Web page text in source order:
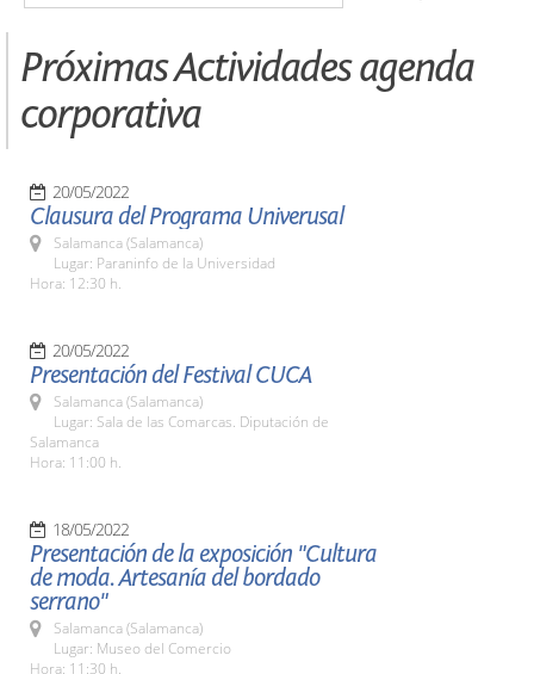
Próximas Actividades agenda
corporativa
20/05/2022
Clausura del Programa Univerusal
Salamanca (Salamanca)
Lugar: Paraninfo de la Universidad
Hora: 12:30 h.
20/05/2022
Presentación del Festival CUCA
Salamanca (Salamanca)
Lugar: Sala de las Comarcas. Diputación de
Salamanca
Hora: 11:00 h.
18/05/2022
Presentación de la exposición "Cultura
de moda. Artesanía del bordado
serrano"
Salamanca (Salamanca)
Lugar: Museo del Comercio
Hora: 11:30 h.